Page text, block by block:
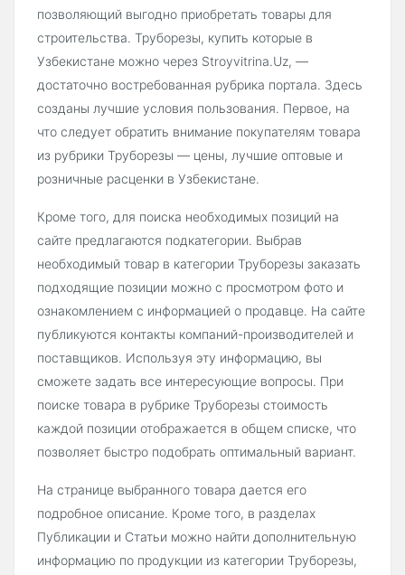
позволяющий выгодно приобретать товары для
строительства. Труборезы, купить которые в
Узбекистане можно через Stroyvitrina.Uz, —
достаточно востребованная рубрика портала. Здесь
созданы лучшие условия пользования. Первое, на
что следует обратить внимание покупателям товара
из рубрики Труборезы — цены, лучшие оптовые и
розничные расценки в Узбекистане.
Кроме того, для поиска необходимых позиций на
сайте предлагаются подкатегории. Выбрав
необходимый товар в категории Труборезы заказать
подходящие позиции можно с просмотром фото и
ознакомлением с информацией о продавце. На сайте
публикуются контакты компаний-производителей и
поставщиков. Используя эту информацию, вы
сможете задать все интересующие вопросы. При
поиске товара в рубрике Труборезы стоимость
каждой позиции отображается в общем списке, что
позволяет быстро подобрать оптимальный вариант.
На странице выбранного товара дается его
подробное описание. Кроме того, в разделах
Публикации и Статьи можно найти дополнительную
информацию по продукции из категории Труборезы,